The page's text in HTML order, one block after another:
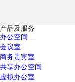
产品及服务
办公空间
会议室
商务贵宾室
共享办公空间
虚拟办公室